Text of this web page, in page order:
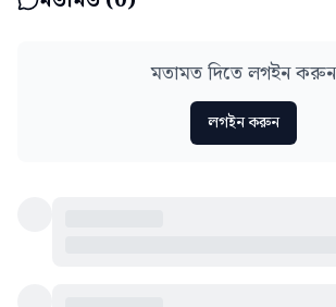
মতামত দিতে লগইন করুন
লগইন করুন